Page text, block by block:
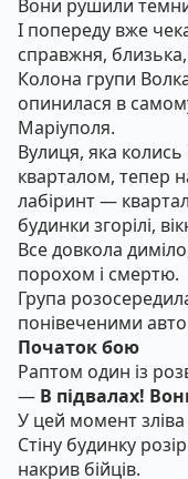
Вони рушили
І попереду вже
справжня,
Колона групи
опинилася в
Маріуполя.
Вулиця, яка
кварталом, тепер
лабіринт —
будинки згорілі,
Все довкола
порохом і смертю.
Група
понівеченими
Початок бою
Раптом один із
— В підвалах!
У цей момент
Стіну будинку
накрив бійців.